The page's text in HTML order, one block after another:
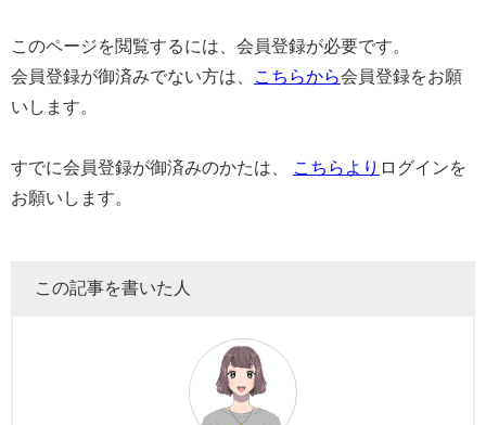
このページを閲覧するには、会員登録が必要です。
会員登録が御済みでない方は、
こちらから会員登録をお願
いします。
すでに会員登録が御済みのかたは、 こちらより ログインを
お願いします。
この記事を書いた人